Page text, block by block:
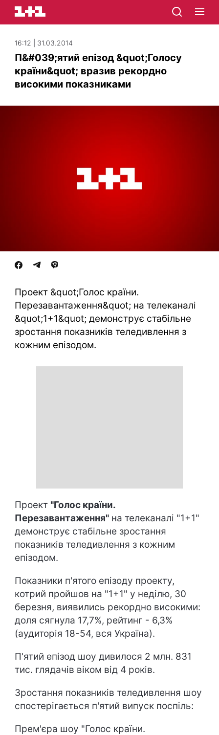
16:12 | 31.03.2014
П&#039;ятий епізод &quot;Голосу
країни&quot; вразив рекордно
високими показниками
Проект &quot;Голос країни.
Перезавантаження&quot; на телеканалі
&quot;1+1&quot; демонструє стабільне
зростання показників теледивлення з
кожним епізодом.
Проект "Голос країни.
Перезавантаження" на телеканалі "1+1"
демонструє стабільне зростання
показників теледивлення з кожним
епізодом.
Показники п'ятого епізоду проекту,
котрий пройшов на "1+1" у неділю, 30
березня, виявились рекордно високими:
доля сягнула 17,7%, рейтинг - 6,3%
(аудиторія 18-54, вся Україна).
П'ятий епізод шоу дивилося 2 млн. 831
тис. глядачів віком від 4 років.
Зростання показників теледивлення шоу
спостерігається п'ятий випуск поспіль:
Прем'єра шоу "Голос країни.